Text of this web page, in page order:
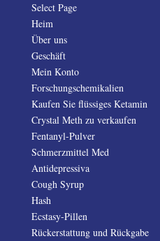
Select Page
Heim
Über uns
Geschäft
Mein Konto
Forschungschemikalien
Kaufen Sie flüssiges Ketamin
Crystal Meth zu verkaufen
Fentanyl-Pulver
Schmerzmittel Med
Antidepressiva
Cough Syrup
Hash
Ecstasy-Pillen
Rückerstattung und Rückgabe